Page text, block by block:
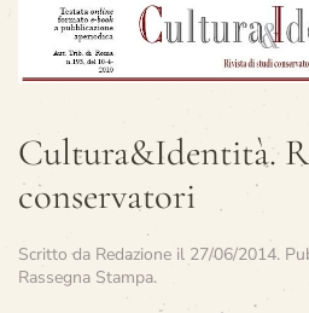
Cultura&Identità.
conservatori
Scritto da Redazione il 27/06/2014.
Rassegna Stampa.